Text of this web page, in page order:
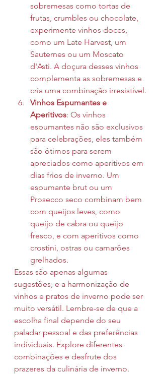
sobremesas como tortas de
frutas, crumbles ou chocolate,
experimente vinhos doces,
como um Late Harvest, um
Sauternes ou um Moscato
d'Asti. A doçura desses vinhos
complementa as sobremesas e
cria uma combinação irresistível.
Vinhos Espumantes e
Aperitivos: Os vinhos
espumantes não são exclusivos
para celebrações, eles também
são ótimos para serem
apreciados como aperitivos em
dias frios de inverno. Um
espumante brut ou um
Prosecco seco combinam bem
com queijos leves, como
queijo de cabra ou queijo
fresco, e com aperitivos como
crostini, ostras ou camarões
grelhados.
Essas são apenas algumas
sugestões, e a harmonização de
vinhos e pratos de inverno pode ser
muito versátil. Lembre-se de que a
escolha final depende do seu
paladar pessoal e das preferências
individuais. Explore diferentes
combinações e desfrute dos
prazeres da culinária de inverno.